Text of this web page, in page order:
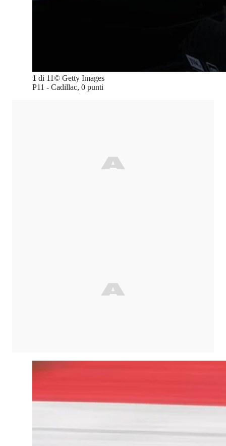
1 di 11© Getty Images
P11 - Cadillac, 0 punti